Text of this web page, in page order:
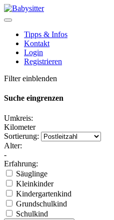
Tipps & Infos
Kontakt
Login
Registrieren
Filter einblenden
Suche eingrenzen
Umkreis:
Kilometer
Sortierung:
Alter:
-
Erfahrung:
Säuglinge
Kleinkinder
Kindergartenkind
Grundschulkind
Schulkind